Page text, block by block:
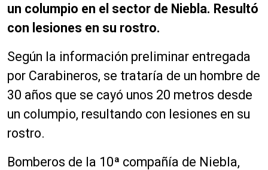
un columpio en el sector de Niebla. Resultó
con lesiones en su rostro.
Según la información preliminar entregada
por Carabineros, se trataría de un hombre de
30 años que se cayó unos 20 metros desde
un columpio, resultando con lesiones en su
rostro.
Bomberos de la 10ª compañía de Niebla,